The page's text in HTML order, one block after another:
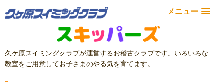
メニュー
久ケ原スイミングクラブが運営するお稽古クラブです。いろいろな
教室をご用意してお子さまのやる気を育てます。